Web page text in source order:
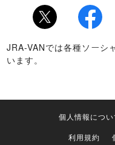
Twitter Facebook
JRA-VANでは各種ソーシ
います。
個人情報につい
利用規約